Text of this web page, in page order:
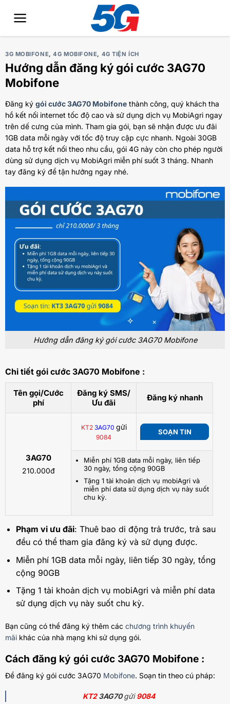
3G MOBIFONE,4G MOBIFONE, 4G TIỆN ÍCH
Hướng dẫn đăng ký gói cước 3AG70
Mobifone
Đăng ký gói cước 3AG70 Mobifone thành công, quý khách tha
hồ kết nối internet tốc độ cao và sử dụng dịch vụ MobiAgri ngay
trên dế cưng của mình. Tham gia gói, bạn sẽ nhận được ưu đãi
1GB data mỗi ngày với tốc độ truy cập cực nhanh. Ngoài 30GB
data hỗ trợ kết nối theo nhu cầu, gói 4G này còn cho phép người
dùng sử dụng dịch vụ MobiAgri miễn phí suốt 3 tháng. Nhanh
tay đăng ký để tận hưởng ngay nhé.
Hướng dẫn đăng ký gói cước 3AG70 Mobifone
Chi tiết gói cước 3AG70 Mobifone :
Tên gọi/Cước
phí
Đăng ký SMS/
Ưu đãi
Đăng ký nhanh
3AG70
210.000đ
KT23AG70 gửi
9084
SOẠN TIN
Miễn phí 1GB data mỗi ngày, liên tiếp
30 ngày, tổng cộng 90GB
Tặng 1 tài khoản dịch vụ mobiAgri và
miễn phí data sử dụng dịch vụ này suốt
chu kỳ.
Phạm vi ưu đãi: Thuê bao di động trả trước, trả sau
đều có thể tham gia đăng ký và sử dụng được.
Miễn phí 1GB data mỗi ngày, liên tiếp 30 ngày, tổng
cộng 90GB
Tặng 1 tài khoản dịch vụ mobiAgri và miễn phí data
sử dụng dịch vụ này suốt chu kỳ.
Bạn cũng có thể đăng ký thêm các chương trình khuyến
mãi khác của nhà mạng khi sử dụng gói.
Cách đăng ký gói cước 3AG70 Mobifone :
Để đăng ký gói cước 3AG70 Mobifone. Soạn tin theo cú pháp:
KT23AG70gửi9084